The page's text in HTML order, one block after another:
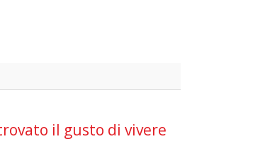
il gusto di vivere